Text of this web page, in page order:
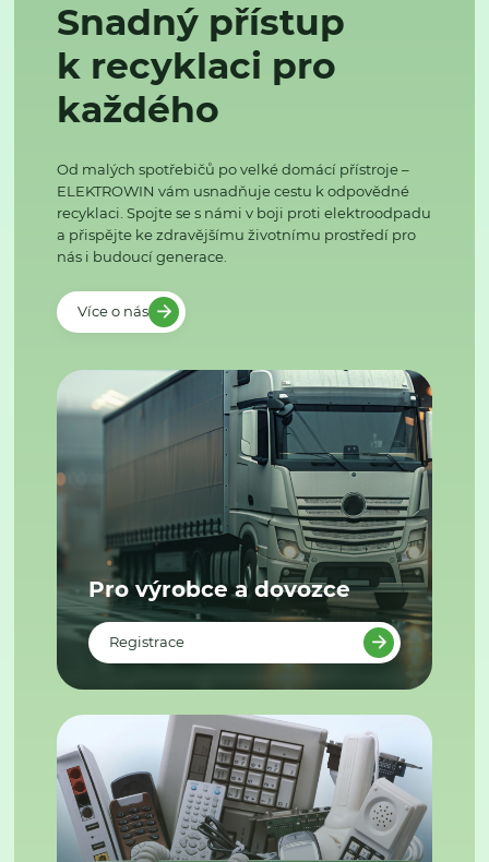
Snadný přístup
k recyklaci pro
každého
Od malých spotřebičů po velké domácí přístroje –
ELEKTROWIN vám usnadňuje cestu k odpovědné
recyklaci. Spojte se s námi v boji proti elektroodpadu
a přispějte ke zdravějšímu životnímu prostředí pro
nás i budoucí generace.
Více o nás
Pro výrobce a dovozce
Registrace